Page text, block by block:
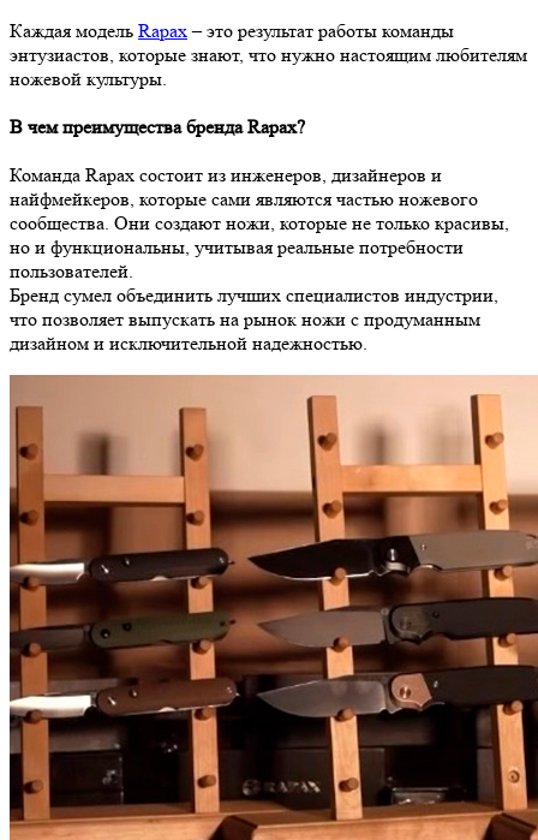
Каждая модель Rapax – это результат работы команды
энтузиастов, которые знают, что нужно настоящим любителям
ножевой культуры.
В чем преимущества бренда Rapax?
Команда Rapax состоит из инженеров, дизайнеров и
найфмейкеров, которые сами являются частью ножевого
сообщества. Они создают ножи, которые не только красивы,
но и функциональны, учитывая реальные потребности
пользователей.
Бренд сумел объединить лучших специалистов индустрии,
что позволяет выпускать на рынок ножи с продуманным
дизайном и исключительной надежностью.